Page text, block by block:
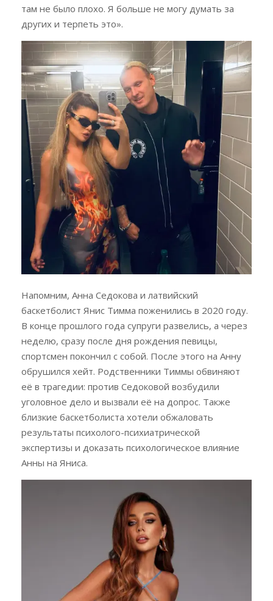
там не было плохо. Я больше не могу думать за
других и терпеть это».
Напомним, Анна Седокова и латвийский
баскетболист Янис Тимма поженились в 2020 году.
В конце прошлого года супруги развелись, а через
неделю, сразу после дня рождения певицы,
спортсмен покончил с собой. После этого на Анну
обрушился хейт. Родственники Тиммы обвиняют
её в трагедии: против Седоковой возбудили
уголовное дело и вызвали её на допрос. Также
близкие баскетболиста хотели обжаловать
результаты психолого-психиатрической
экспертизы и доказать психологическое влияние
Анны на Яниса.